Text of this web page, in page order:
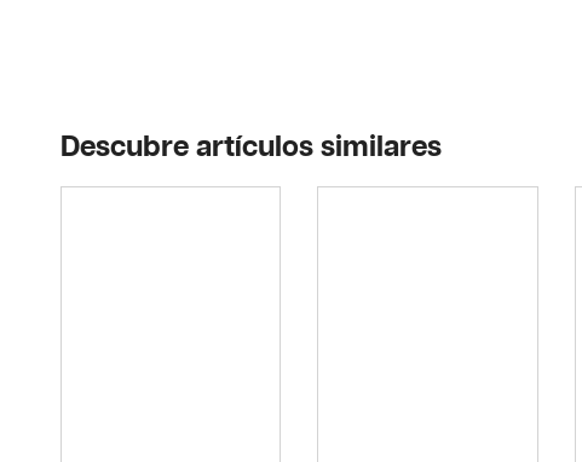
Descubre artículos similares